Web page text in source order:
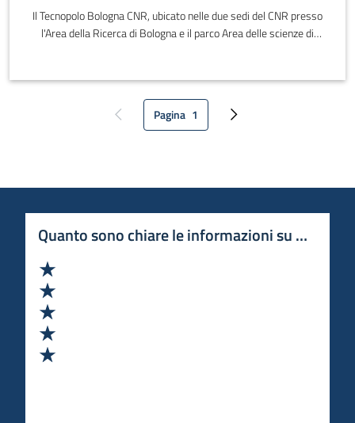
Il Tecnopolo Bologna CNR, ubicato nelle due sedi del CNR presso
l'Area della Ricerca di Bologna e il parco Area delle scienze di
Pagina precedentePagina attuale
Pagina 1 Pagina successiva
Quanto sono chiare le informazioni su questa